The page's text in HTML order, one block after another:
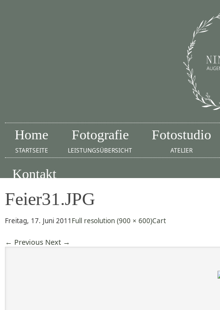
Home
STARTSEITE
Fotografie
LEISTUNGSÜBERSICHT
Fotostudio
ATELIER
Kontakt
Feier31.JPG
Freitag, 17. Juni 2011 Full resolution (900 × 600)Cart
← Previous Next →